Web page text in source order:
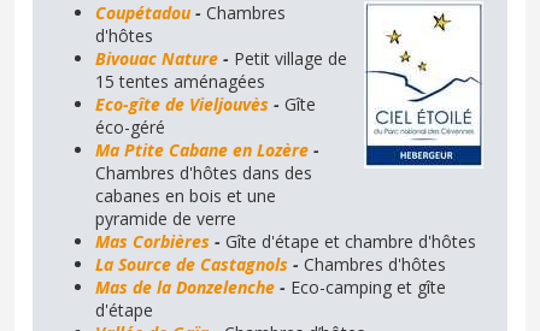
Coupétadou- Chambres
d'hôtes
Bivouac Nature - Petit village de
15 tentes aménagées
Eco-gîte de Vieljouvès - Gîte
éco-géré
Ma Ptite Cabane en Lozère -
Chambres d'hôtes dans des
cabanes en bois et une
pyramide de verre
Mas Corbières - Gîte d'étape et chambre d'hôtes
La Source de Castagnols - Chambres d'hôtes
Mas de la Donzelenche - Eco-camping et gîte
d'étape